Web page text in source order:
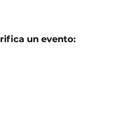
un evento: